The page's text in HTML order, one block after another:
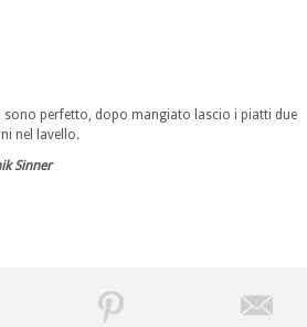
sono perfetto, dopo mangiato lascio i piatti due
nel lavello.
Sinner